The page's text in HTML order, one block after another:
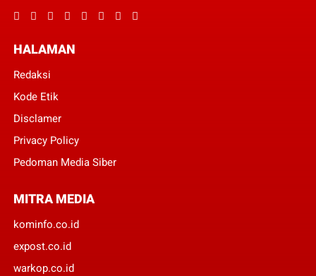
HALAMAN
Redaksi
Kode Etik
Disclamer
Privacy Policy
Pedoman Media Siber
MITRA MEDIA
kominfo.co.id
expost.co.id
warkop.co.id